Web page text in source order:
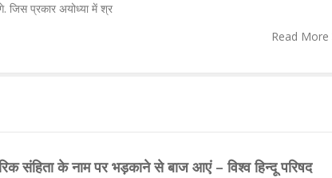
जिस प्रकार अयोध्या में श्र
Read More
संहिता के नाम पर भड़काने से बाज आएं – विश्व हिन्दू परिषद